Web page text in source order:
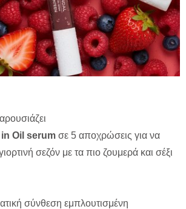
Oil serum σε 5 αποχρώσεις για να
σεζόν με τα πιο ζουμερά και σέξι
σύνθεση εμπλουτισμένη